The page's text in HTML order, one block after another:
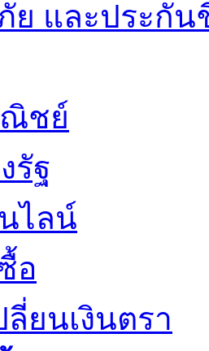
ย และประกัน
ชย์
รัฐ
ไลน์
อ
ยนเงินตรา